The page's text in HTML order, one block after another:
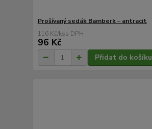
Prošívaný sedák Bamberk – antracit
116 Kč/ks
96 Kč
Přidat do košíku